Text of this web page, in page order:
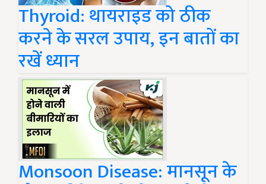
Thyroid: थायराइड को ठीक
करने के सरल उपाय, इन बातों का
रखें ध्यान
Monsoon Disease: मानसून के